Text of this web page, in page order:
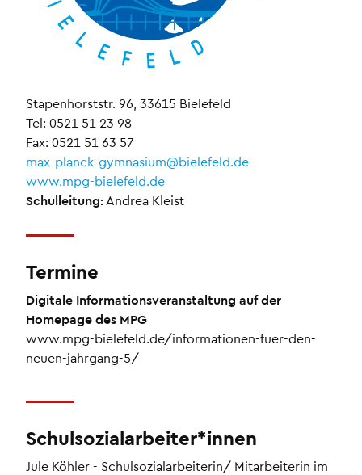
Stapenhorststr. 96, 33615 Bielefeld
Tel: 0521 51 23 98
Fax: 0521 51 63 57
max-planck-gymnasium@bielefeld.de
www.mpg-bielefeld.de
Schulleitung:Andrea Kleist
Termine
Digitale Informationsveranstaltung auf der
Homepage des MPG
www.mpg-bielefeld.de/informationen-fuer-den-
neuen-jahrgang-5/
Schulsozialarbeiter*innen
Jule Köhler - Schulsozialarbeiterin/ Mitarbeiterin im